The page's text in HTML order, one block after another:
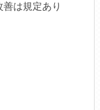
は規定あり